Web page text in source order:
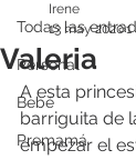
Todas las
Personal
Bebé
Premamá
Valeria
Irene
13 may 20201
A esta
barriguita de
empezar el